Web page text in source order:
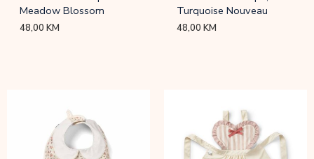
Meadow Blossom
48,00KM
Turquoise Nouveau
48,00KM